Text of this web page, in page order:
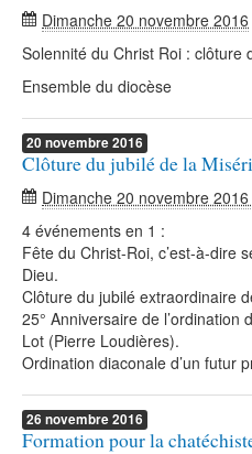
Dimanche 20 novembre 2016
Solennité du Christ Roi : clôture
Ensemble du diocèse
20 novembre2016
Clôture du jubilé de la
Dimanche 20 novembre
4 événements en 1 :
Fête du Christ-Roi, c’est-à-dire
Dieu.
Clôture du jubilé extraordinaire
25° Anniversaire de
Lot (Pierre Loudières).
Ordination diaconale d’un futur
26 novembre2016
Formation pour la